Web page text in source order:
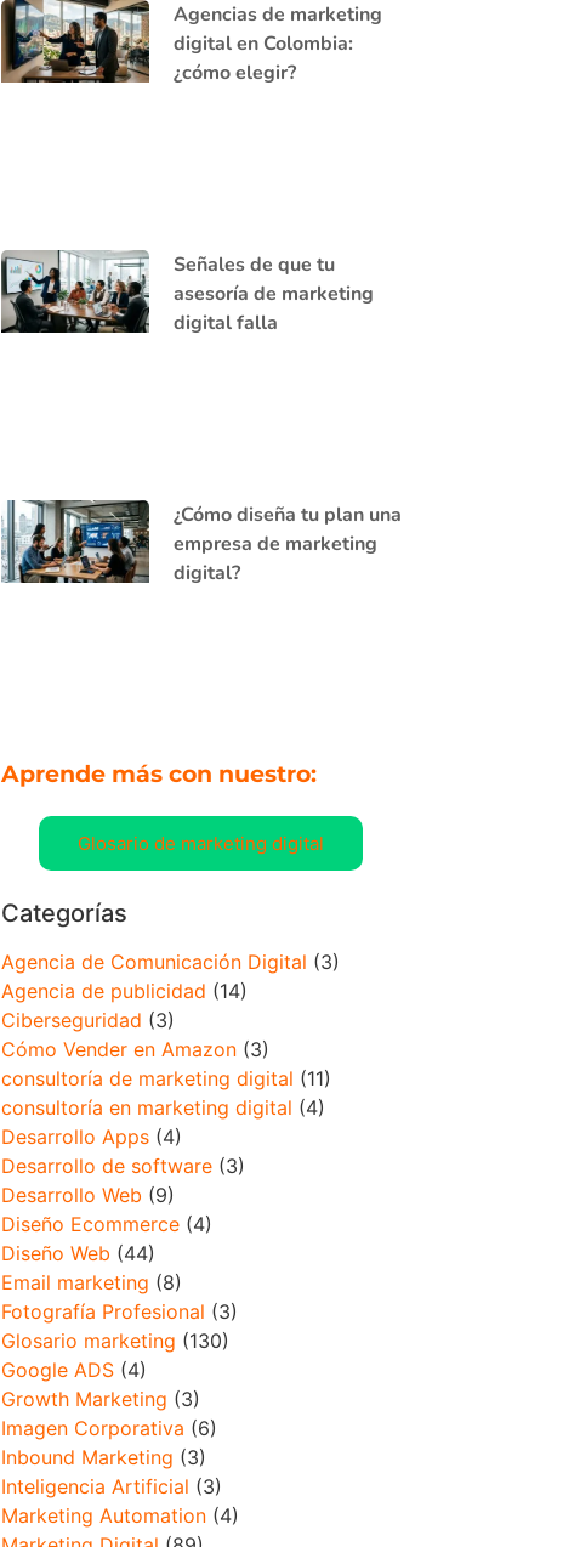
Agencias de marketing
digital en Colombia:
¿cómo elegir?
Señales de que tu
asesoría de marketing
digital falla
¿Cómo diseña tu plan una
empresa de marketing
digital?
Aprende más con nuestro:
Glosario de marketing digital
Categorías
Agencia de Comunicación Digital (3)
Agencia de publicidad (14)
Ciberseguridad (3)
Cómo Vender en Amazon(3)
consultoría de marketing digital (11)
consultoría en marketing digital (4)
Desarrollo Apps(4)
Desarrollo de software(3)
Desarrollo Web (9)
Diseño Ecommerce(4)
Diseño Web (44)
Email marketing (8)
Fotografía Profesional (3)
Glosario marketing (130)
Google ADS(4)
Growth Marketing (3)
Imagen Corporativa (6)
Inbound Marketing (3)
Inteligencia Artificial (3)
Marketing Automation(4)